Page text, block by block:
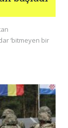
‘bitmeyen bir